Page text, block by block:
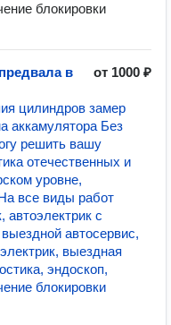
блокировки
в
от 1000 ₽
цилиндров замер
аккамулятора Без
решить вашу
отечественных и
уровне,
все виды работ
автоэлектрик с
автосервис,
выездная
эндоскоп,
блокировки